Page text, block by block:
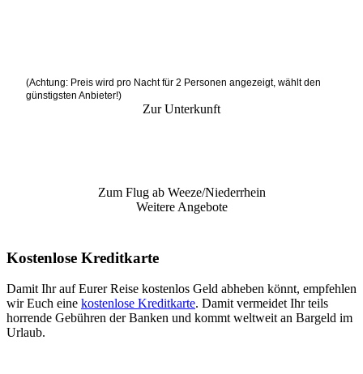
(Achtung: Preis wird pro Nacht für 2 Personen angezeigt, wählt den
günstigsten Anbieter!)
Zur Unterkunft
Zum Flug ab Weeze/Niederrhein
Weitere Angebote
Kostenlose Kreditkarte
Damit Ihr auf Eurer Reise kostenlos Geld abheben könnt, empfehlen
wir Euch eine kostenlose Kreditkarte. Damit vermeidet Ihr teils
horrende Gebühren der Banken und kommt weltweit an Bargeld im
Urlaub.